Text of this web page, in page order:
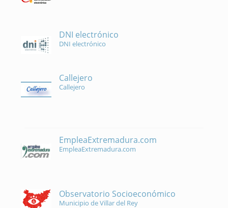
DNI electrónico
DNI electrónico
Callejero
Callejero
EmpleaExtremadura.com
EmpleaExtremadura.com
Observatorio Socioeconómico
Municipio de Villar del Rey